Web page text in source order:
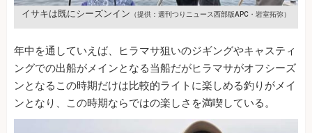
イサキは既にシーズンイン （提供：週刊つりニュース西部版APC・岩室拓弥）
年中を通していえば、ヒラマサ狙いのジギングやキャスティ
ングでの出船がメインとなる当船だがヒラマサがオフシーズ
ンとなるこの時期だけは比較的ライトに楽しめる釣りがメイ
ンとなり、この時期ならではの楽しさを満喫している。